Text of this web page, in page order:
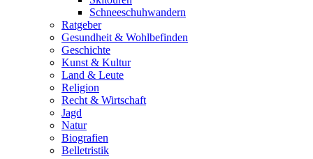
Schneeschuhwandern
Ratgeber
Gesundheit & Wohlbefinden
Geschichte
Kunst & Kultur
Land & Leute
Religion
Recht & Wirtschaft
Jagd
Natur
Biografien
Belletristik